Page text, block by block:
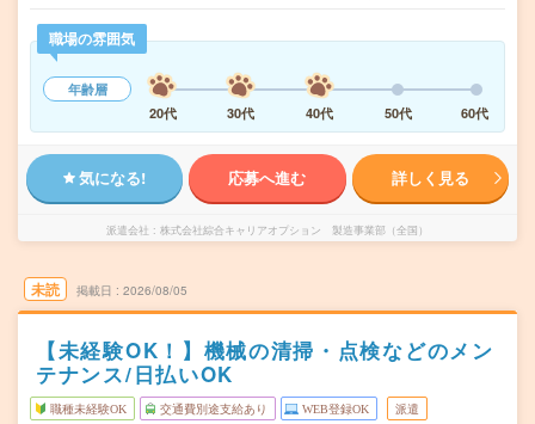
職場の雰囲気
年齢層
20代
30代 40代 50代 60代
気になる! 応募へ進む 詳しく見る
派遣会社 株式会社綜合キャリアオプション 製造事業部（全国）
未読 掲載日 2026/08/05
【未経験OK！】機械の清掃・点検などのメン
テナンス/日払いOK
職種未経験OK 交通費別途支給あり WEB登録OK 派遣